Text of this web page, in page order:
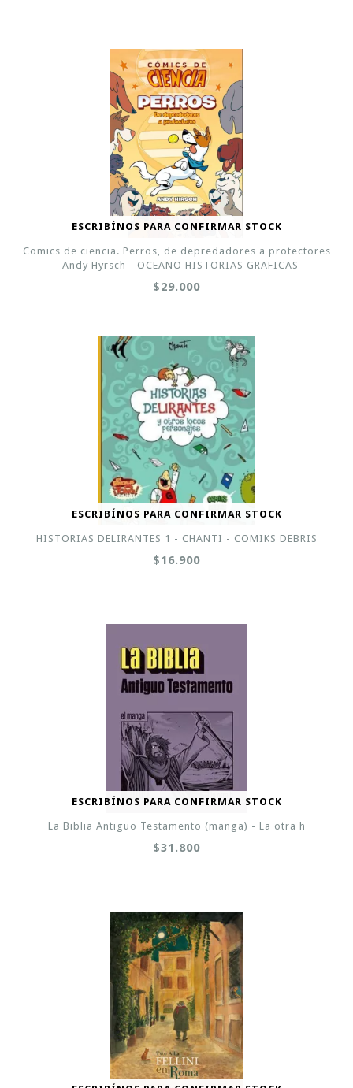
ESCRIBÍNOS PARA CONFIRMAR STOCK
Comics de ciencia. Perros, de depredadores a protectores
- Andy Hyrsch - OCEANO HISTORIAS GRAFICAS
$29.000
ESCRIBÍNOS PARA CONFIRMAR STOCK
HISTORIAS DELIRANTES 1 - CHANTI - COMIKS DEBRIS
$16.900
ESCRIBÍNOS PARA CONFIRMAR STOCK
La Biblia Antiguo Testamento (manga) - La otra h
$31.800